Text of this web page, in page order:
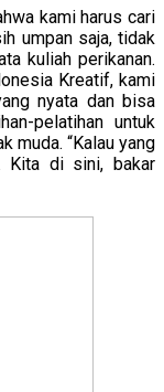
kami harus cari
umpan saja, tidak
kuliah perikanan.
Kreatif, kami
nyata dan bisa
pelatihan untuk
muda. “Kalau yang
Kita di sini, bakar